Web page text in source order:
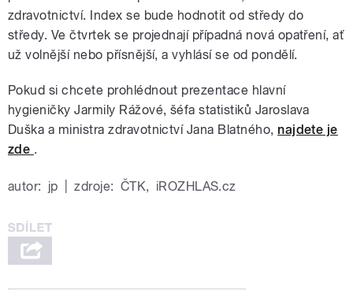
zdravotnictví. Index se bude hodnotit od středy do
středy. Ve čtvrtek se projednají případná nová opatření, ať
už volnější nebo přísnější, a vyhlásí se od pondělí.
Pokud si chcete prohlédnout prezentace hlavní
hygieničky Jarmily Rážové, šéfa statistiků Jaroslava
Duška a ministra zdravotnictví Jana Blatného, najdete je
zde .
autor: jp zdroje: ČTK, iROZHLAS.cz